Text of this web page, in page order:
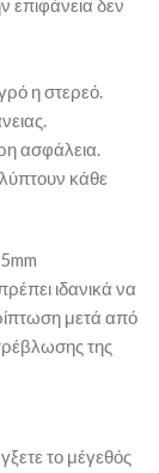
επιφάνεια δεν
η στερεό.
ασφάλεια.
κάθε
ιδανικά να
μετά από
της
το μέγεθός